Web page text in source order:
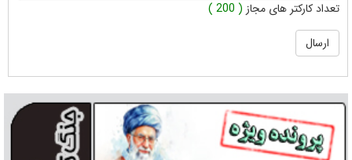
تعداد کارکتر های مجاز ( 200 )